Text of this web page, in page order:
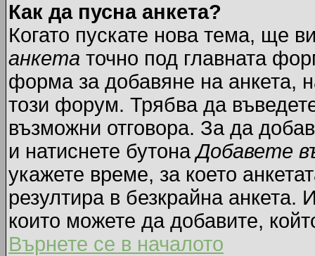
Как да пусна анкета?
Когато пускате нова тема, ще
анкета точно под главната
форма за добавяне на анкета,
този форум. Трябва да
възможни отговора. За да
и натиснете бутонаДобавете
укажете време, за което
резултира в безкрайна
които можете да добавите,
Върнете се в началото